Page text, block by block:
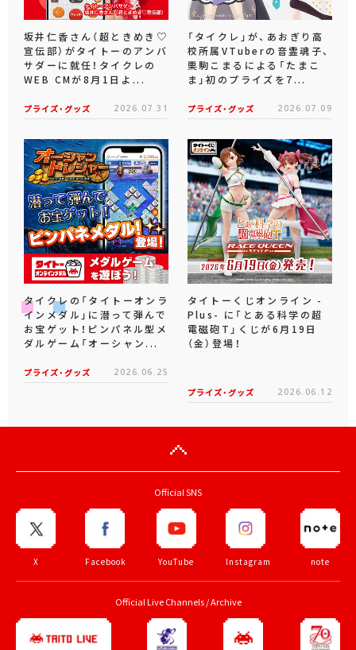
坂井仁香さん（超ときめき♡
宣伝部）がタイトーのアンバ
サダーに就任！タイクレの
WEB CMが8月1日よ...
プライズ・グッズ 2026.07.31
「タイクレ」が、あおぎり高
校所属VTuberの音霊魂子、
栗駒こまるによる「たまこ
ま」初のプライズを7...
プライズ・グッズ 2026.07.09
タイクレの「タイトーオンラ
インメダル」に潜って弾んで
お宝ゲット！ピンパネル型メ
ダルゲーム「オーシャン...
プライズ・グッズ 2026.06.25
タイトーくじオンライン -
Plus- に「とある科学の超
電磁砲T」くじが6月19日
（金）登場！
プライズ・グッズ 2026.06.12
Official SNS
X Facebook YouTube Instagram note
Official Live Channels / Archive